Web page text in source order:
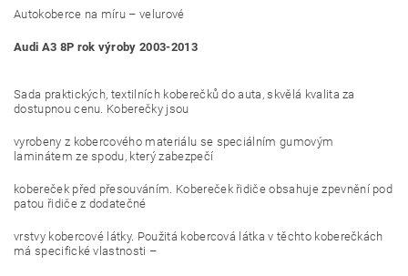
Autokoberce na míru – velurové
Audi A3 8P rok výroby 2003-2013
Sada praktických, textilních koberečků do auta, skvělá kvalita za
dostupnou cenu. Koberečky jsou
vyrobeny z kobercového materiálu se speciálním gumovým
laminátem ze spodu, který zabezpečí
kobereček před přesouváním. Kobereček řidiče obsahuje zpevnění pod
patou řidiče z dodatečné
vrstvy kobercové látky. Použitá kobercová látka v těchto koberečkách
má specifické vlastnosti –